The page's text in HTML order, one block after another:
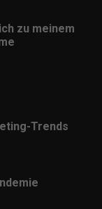
zu meinem
Trends